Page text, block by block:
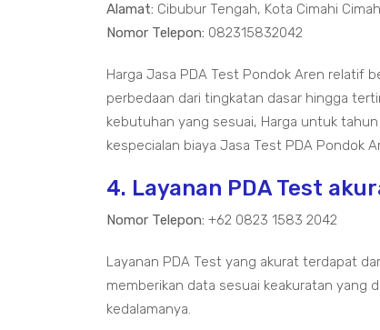
Alamat: Cibubur Tengah, Kota Cimahi
Nomor Telepon: 082315832042
Harga Jasa PDA Test Pondok Aren relatif
perbedaan dari tingkatan dasar hingga
kebutuhan yang sesuai, Harga untuk
kespecialan biaya Jasa Test PDA Pondok
4. Layanan PDA Test
Nomor Telepon: +62 0823 1583 2042
Layanan PDA Test yang akurat terdapat
memberikan data sesuai keakuratan yang
kedalamanya.